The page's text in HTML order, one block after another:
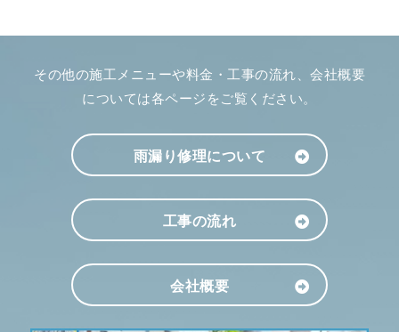
その他の施工メニューや料金・工事の流れ、会社概要
については各ページをご覧ください。
雨漏り修理について
工事の流れ
会社概要